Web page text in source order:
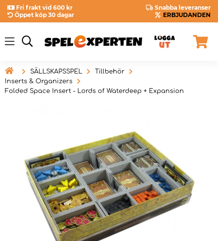
Fri frakt vid 600 kr
Snabba leveranser
Öppet köp 30 dagar
ERBJUDANDEN
 SÄLLSKAPSSPEL
Tillbehör
Inserts & Organizers
Folded Space Insert - Lords of Waterdeep + Expansion